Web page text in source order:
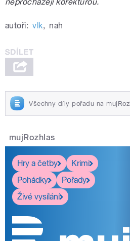
autoři: vlk, nah
Všechny díly pořadu na
mujRozhlas
Hry a četby
Krimi
Pohádky
Pořady
Živé vysílání